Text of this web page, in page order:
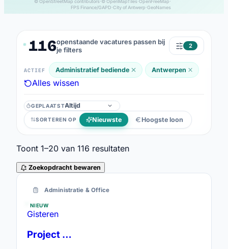
© OpenStreetMap contributors·© OpenMapTiles·OpenFreeMap·
FPS Finance/GAPD·City of Antwerp·GeoNames
116openstaande vacatures passen bij
je filters
2
ACTIEF Administratief bediende Antwerpen
Alles wissen
GEPLAATST
Geplaatst
SORTEREN OP Nieuwste Hoogste loon
Toont 1–20 van 116 resultaten
Zoekopdracht bewaren
116 resultaten
Administratie & Office
NIEUW
Gisteren
Project Consultant - bedrijfswagen